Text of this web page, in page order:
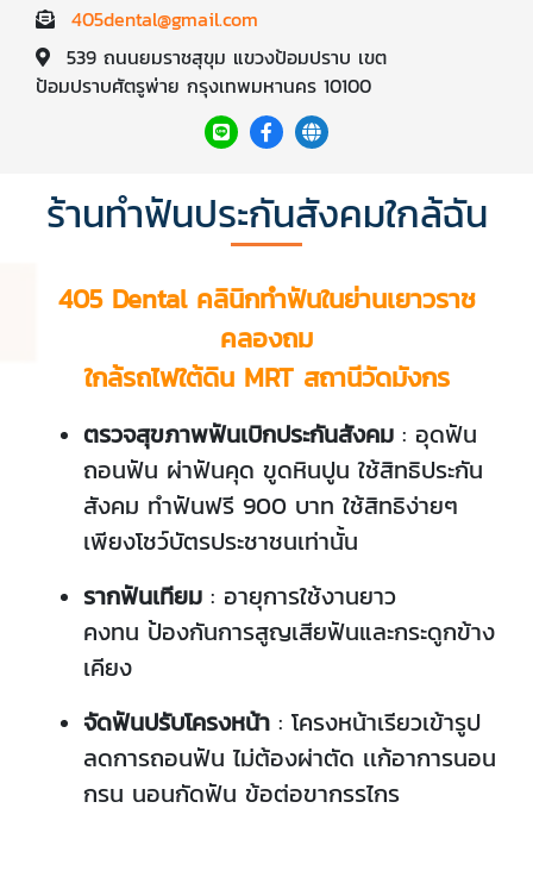
405dental@gmail.com
539 ถนนยมราชสุขุม แขวงป้อมปราบ เขต
ป้อมปราบศัตรูพ่าย กรุงเทพมหานคร 10100
ร้านทำฟันประกันสังคมใกล้ฉัน
405 Dental คลินิกทำฟันในย่านเยาวราช
คลองถม
ใกล้รถไฟใต้ดิน MRT สถานีวัดมังกร
ตรวจสุขภาพฟันเบิกประกันสังคม : อุดฟัน
ถอนฟัน ผ่าฟันคุด ขูดหินปูน ใช้สิทธิประกัน
สังคม ทำฟันฟรี 900 บาท ใช้สิทธิง่ายๆ
เพียงโชว์บัตรประชาชนเท่านั้น
รากฟันเทียม : อายุการใช้งานยาว
คงทน ป้องกันการสูญเสียฟันและกระดูกข้าง
เคียง
จัดฟันปรับโครงหน้า : โครงหน้าเรียวเข้ารูป
ลดการถอนฟัน ไม่ต้องผ่าตัด เเก้อาการนอน
กรน นอนกัดฟัน ข้อต่อขากรรไกร